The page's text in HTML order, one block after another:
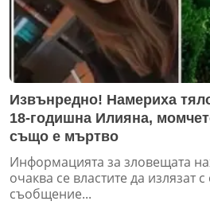
Извънредно! Намериха
18-годишна Илияна,
също е мъртво
Информацията за зловещата
очаква се властите да излязат
съобщение...